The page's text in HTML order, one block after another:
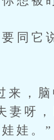
同它
，脑
妻呀
娃。”